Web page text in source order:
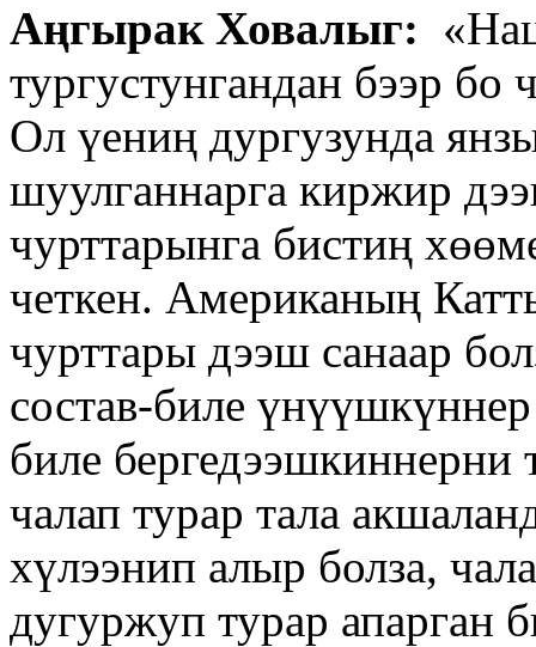
Аңгырак Ховалыг:
тургустунгандан бээр
Ол үениң дургузунда
шуулганнарга киржир
чурттарынга бистиң
четкен. Американың
чурттары дээш санаар
состав-биле
биле
чалап турар тала
хүлээнип алыр болза,
дугуржуп турар апарган